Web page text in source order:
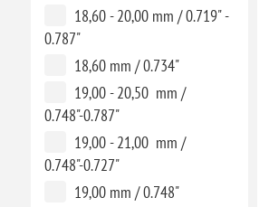
18,60 - 20,00 mm / 0.719" -
0.787"
18,60 mm / 0.734"
19,00 - 20,50 mm /
0.748"-0.787"
19,00 - 21,00 mm /
0.748"-0.727"
19,00 mm / 0.748"